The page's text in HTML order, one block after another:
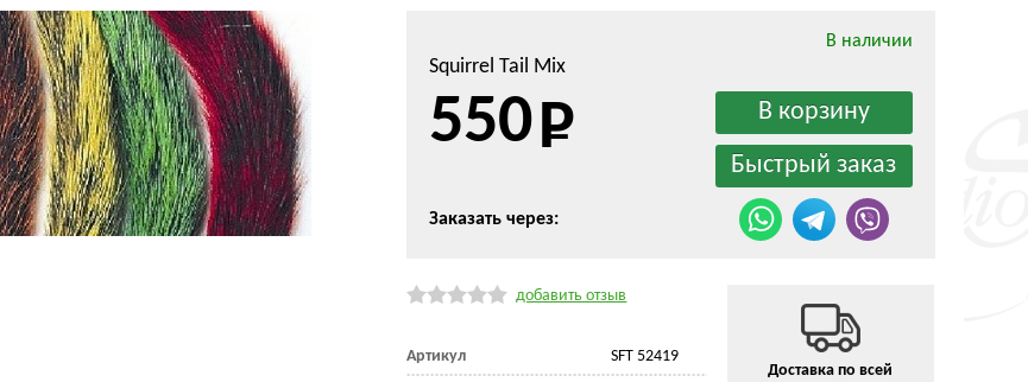
В наличии
Squirrel Tail Mix
550
Заказать через:
добавить отзыв
Артикул SFT 52419
Доставка по всей